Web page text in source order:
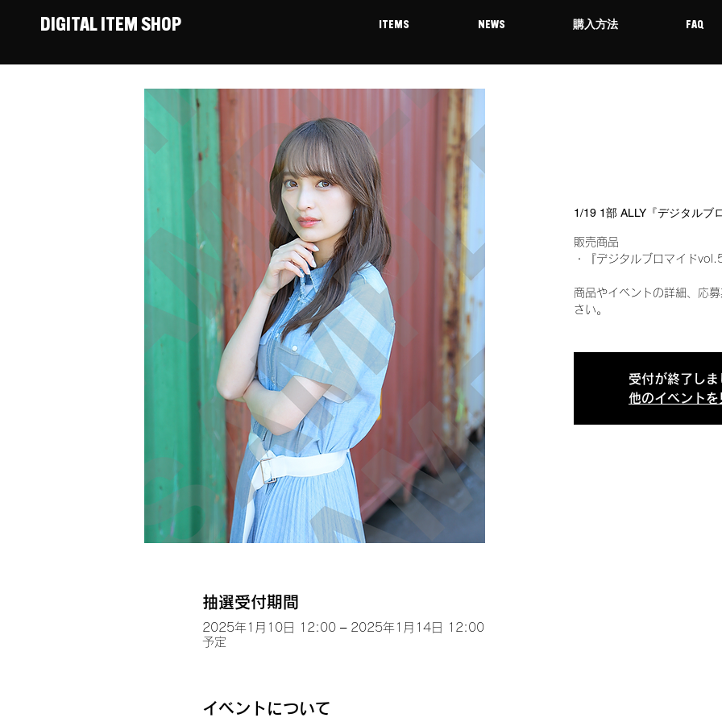
DIGITAL ITEM SHOP ITEMS NEWS 購入方法 FAQ
1/19 1部 ALLY『デジタルブ
販売商品
・『デジタルブロマイド
商品やイベントの詳細、応
さい。
受付が終了しま
他のイベントを
抽選受付期間
2025年1月10日 12:00 – 2025年1月14日 12:00
予定
イベントについて